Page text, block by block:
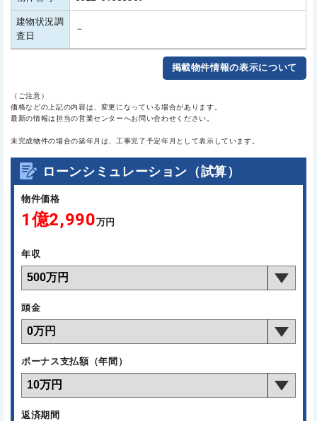
建物状況調
査日
－
掲載物件情報の表示について
（ご注意）
価格などの上記の内容は、変更になっている場合があります。
最新の情報は担当の営業センターへお問い合わせください。
未完成物件の場合の築年月は、工事完了予定年月として表示しています。
ローンシミュレーション（試算）
物件価格
1億2,990万円
年収
頭金
ボーナス支払額（年間）
返済期間